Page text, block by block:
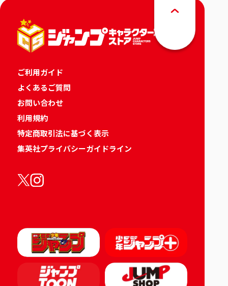
ご利用ガイド
よくあるご質問
お問い合わせ
利用規約
特定商取引法に基づく表示
集英社プライバシーガイドライン